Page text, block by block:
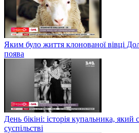
Яким було життя клонованої вівці
поява
День бікіні: історія купальника,
суспільстві